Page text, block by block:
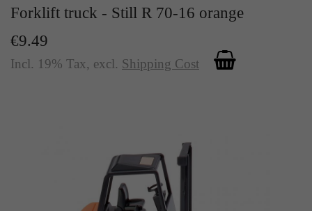
Forklift truck - Still R 70-16 orange
€9.49
Incl. 19% Tax, excl. Shipping Cost